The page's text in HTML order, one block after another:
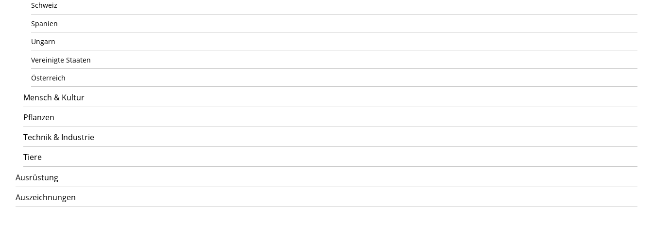
Schweiz
Spanien
Ungarn
Vereinigte Staaten
Österreich
Mensch & Kultur
Pflanzen
Technik & Industrie
Tiere
Ausrüstung
Auszeichnungen